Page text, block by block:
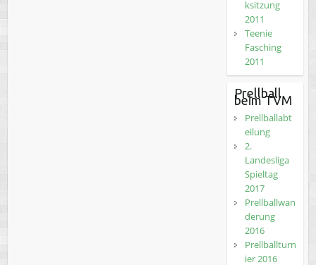
ksitzung
2011
Teenie
Fasching
2011
Prellball
beim TVM
Prellballabt
eilung
2.
Landesliga
Spieltag
2017
Prellballwan
derung
2016
Prellballturn
ier 2016